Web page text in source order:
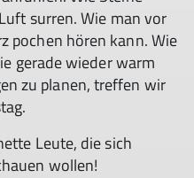
surren. Wie man vor
pochen hören kann. Wie
gerade wieder warm
zu planen, treffen wir
Leute, die sich
wollen!